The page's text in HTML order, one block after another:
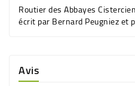
Routier des Abbayes
écrit par Bernard Peugniez et
Avis